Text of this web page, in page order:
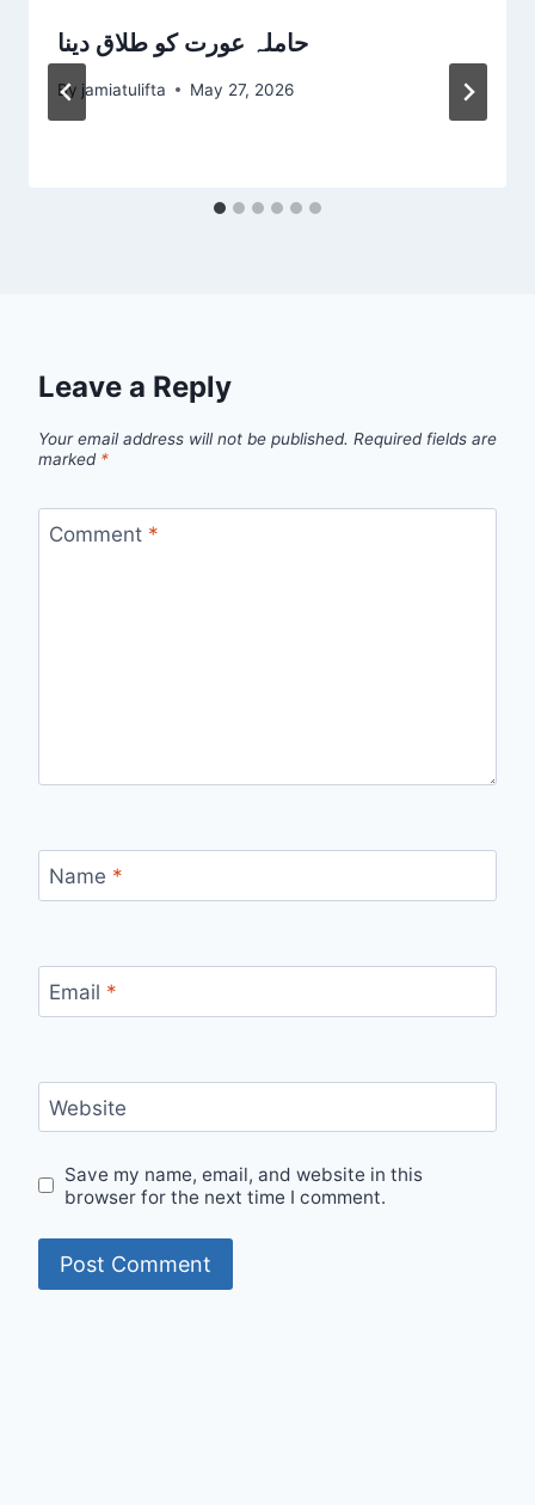
حاملہ عورت کو طلاق دینا
By jamiatulifta May 27, 2026
Leave a Reply
Your email address will not be published. Required fields are
marked *
Comment *
Name *
Email *
Website
Save my name, email, and website in this
browser for the next time I comment.